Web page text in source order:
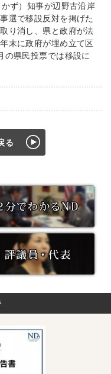
ず）知事が辺野古沿岸
選で移設反対を掲げた
り消し、県と政府が法
末に政府が埋め立て区
の県民投票では移設に
る